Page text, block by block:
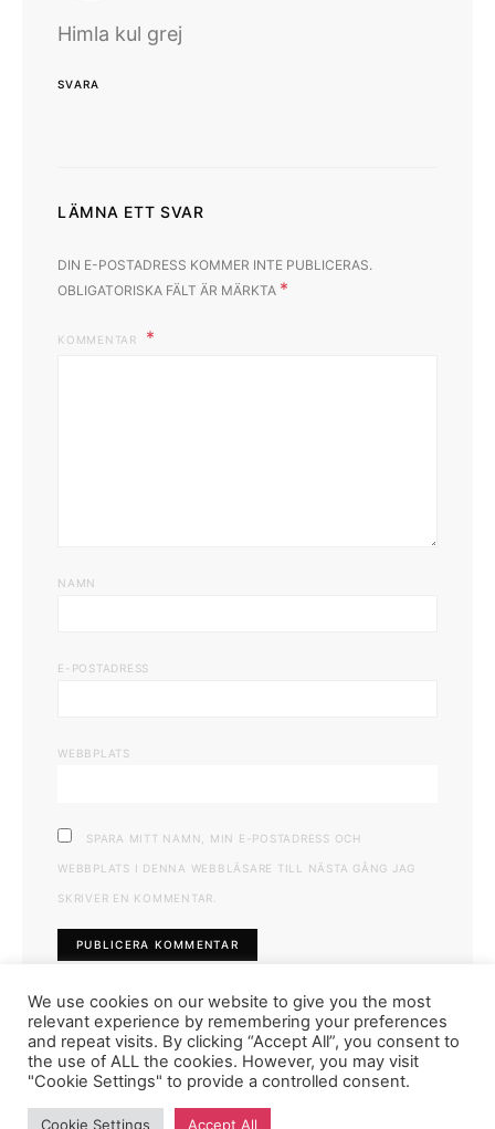
Himla kul grej
SVARA
LÄMNA ETT SVAR
DIN E-POSTADRESS KOMMER INTE PUBLICERAS.
OBLIGATORISKA FÄLT ÄR MÄRKTA *
KOMMENTAR
NAMN
E-POSTADRESS
WEBBPLATS
SPARA MITT NAMN, MIN E-POSTADRESS OCH
WEBBPLATS I DENNA WEBBLÄSARE TILL NÄSTA GÅNG JAG
SKRIVER EN KOMMENTAR.
FASHIONINK.SE
We use cookies on our website to give you the most
relevant experience by remembering your preferences
and repeat visits. By clicking “Accept All”, you consent to
the use of ALL the cookies. However, you may visit
"Cookie Settings" to provide a controlled consent.
Cookie Settings Accept All